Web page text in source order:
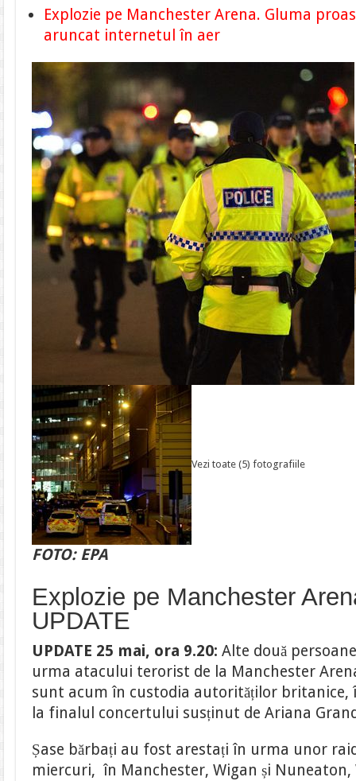
Explozie pe Manchester Arena. Gluma
aruncat internetul în aer
Vezi toate (5) fotografiile
FOTO: EPA
Explozie pe Manchester
UPDATE
UPDATE 25 mai, ora 9.20: Alte două
urma atacului terorist de la Manchester
sunt acum în custodia autorităților britanice,
la finalul concertului susținut de Ariana
Șase bărbați au fost arestați în urma unor
miercuri, în Manchester, Wigan și